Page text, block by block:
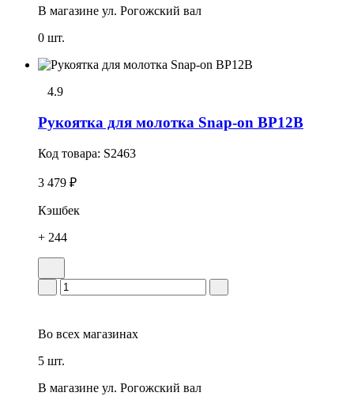
В магазине ул. Рогожский вал
0 шт.
4.9
Рукоятка для молотка Snap-on BP12B
Код товара: S2463
3 479 ₽
Кэшбек
+ 244
Во всех магазинах
5 шт.
В магазине ул. Рогожский вал